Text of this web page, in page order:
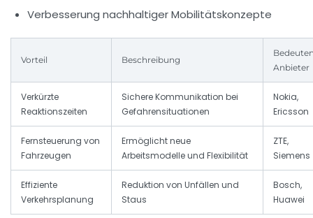
Verbesserung nachhaltiger Mobilitätskonzepte
Vorteil Beschreibung
Anbieter
Verkürzte
Reaktionszeiten
Sichere Kommunikation bei
Gefahrensituationen
Nokia,
Ericsson
Fernsteuerung von
Fahrzeugen
Ermöglicht neue
Arbeitsmodelle und Flexibilität
ZTE,
Siemens
Effiziente
Verkehrsplanung
Reduktion von Unfällen und
Staus
Bosch,
Huawei